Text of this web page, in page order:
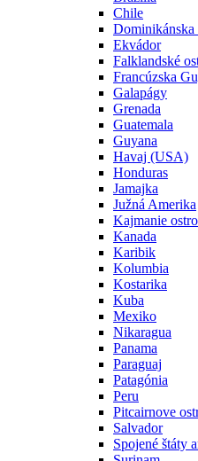
Chile
Dominikánska
Ekvádor
Falklandské
Francúzska
Galapágy
Grenada
Guatemala
Guyana
Havaj (USA)
Honduras
Jamajka
Južná Amerika
Kajmanie
Kanada
Karibik
Kolumbia
Kostarika
Kuba
Mexiko
Nikaragua
Panama
Paraguaj
Patagónia
Peru
Pitcairnove
Salvador
Spojené štáty